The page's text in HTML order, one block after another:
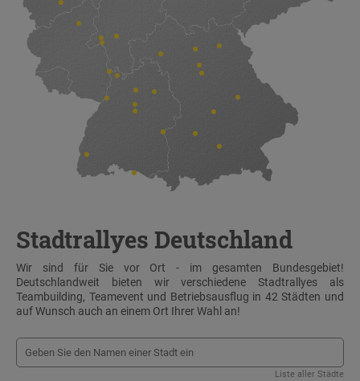
Stadtrallyes Deutschland
Wir sind für Sie vor Ort - im gesamten Bundesgebiet!
Deutschlandweit bieten wir verschiedene Stadtrallyes als
Teambuilding, Teamevent und Betriebsausflug in 42 Städten und
auf Wunsch auch an einem Ort Ihrer Wahl an!
Liste aller Städte